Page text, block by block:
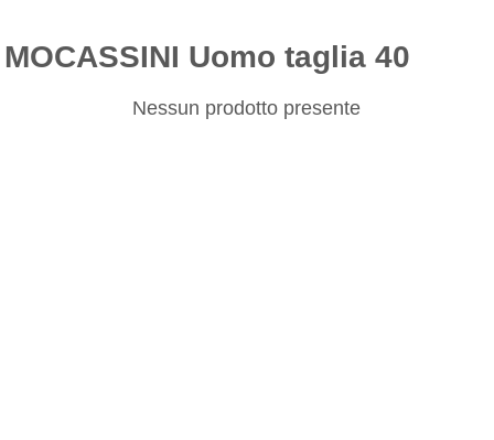
MOCASSINI Uomo taglia 40
Nessun prodotto presente